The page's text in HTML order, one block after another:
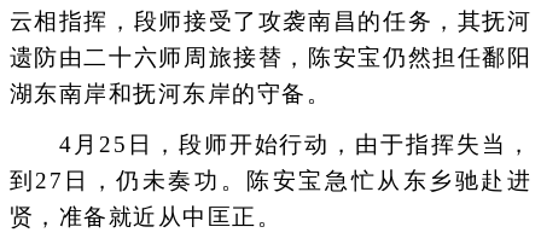
云相指挥，段师接受了攻袭南昌的任务，其抚河
遗防由二十六师周旅接替，陈安宝仍然担任鄱阳
湖东南岸和抚河东岸的守备。
4月25日，段师开始行动，由于指挥失当，
到27日，仍未奏功。陈安宝急忙从东乡驰赴进
贤，准备就近从中匡正。